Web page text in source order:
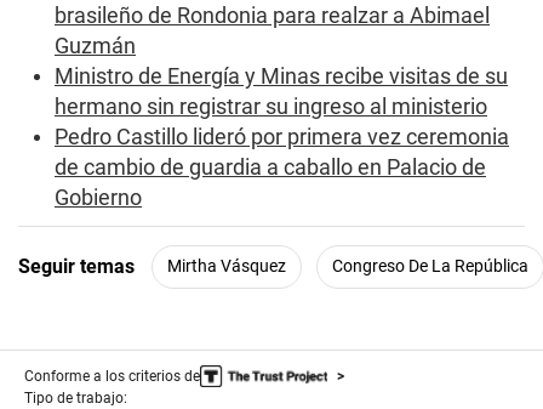
brasileño de Rondonia para realzar a Abimael
Guzmán
Ministro de Energía y Minas recibe visitas de su
hermano sin registrar su ingreso al ministerio
Pedro Castillo lideró por primera vez ceremonia
de cambio de guardia a caballo en Palacio de
Gobierno
Seguir temas Mirtha Vásquez Congreso De La República
Conforme a los criterios de
Tipo de trabajo: